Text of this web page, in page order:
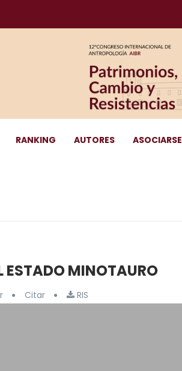
RANKING AUTORES ASOCIARSE
ESTADO MINOTAURO
Citar RIS